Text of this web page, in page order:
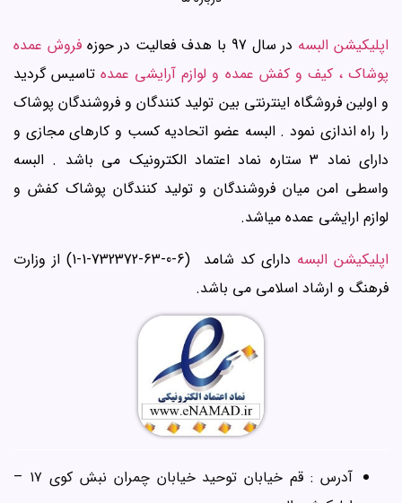
اپلیکیشن البسه در سال 97 با هدف فعالیت در حوزه
فروش عمده
پوشاک ، کیف و کفش عمده و لوازم آرایشی عمدهتاسیس گردید
و اولین فروشگاه اینترنتی بین تولید کنندگان و فروشندگان پوشاک
را راه اندازی نمود . البسه عضو اتحادیه کسب و کارهای مجازی و
دارای نماد 3 ستاره نماد اعتماد الکترونیک می باشد . البسه
واسطی امن میان فروشندگان و تولید کنندگان پوشاک کفش و
لوازم ارایشی عمده میاشد.
اپلیکیشن البسه
دارای کد شامد (6-0-63-732372-1-1) از وزارت
فرهنگ و ارشاد اسلامی می باشد.
آدرس : قم خیابان توحید خیابان چمران نبش کوی ۱۷ –